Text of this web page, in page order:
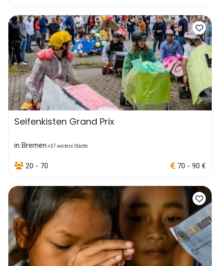
Seifenkisten Grand Prix
in Bremen +37 weitere Städte
20 - 70 70 - 90 €